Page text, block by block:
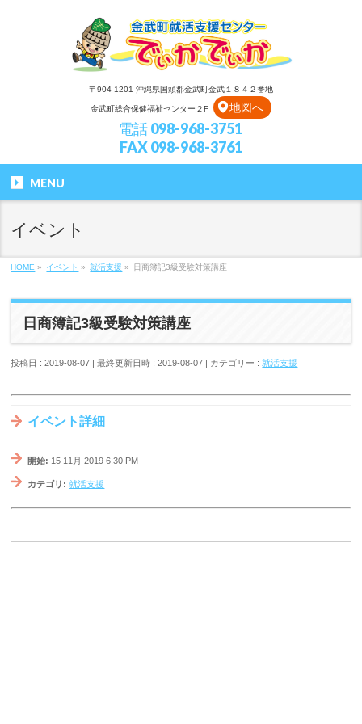
〒904-1201 沖縄県国頭郡金武町金武１８４２番地
金武町総合保健福祉センター２F 地図へ
電話 098-968-3751
FAX 098-968-3761
MENU
イベント
HOME » イベント » 就活支援 » 日商簿記3級受験対策講座
日商簿記3級受験対策講座
投稿日 : 2019-08-07 最終更新日時 : 2019-08-07 カテゴリー :就活支援
イベント詳細
開始: 15 11月 2019 6:30 PM
カテゴリ: 就活支援